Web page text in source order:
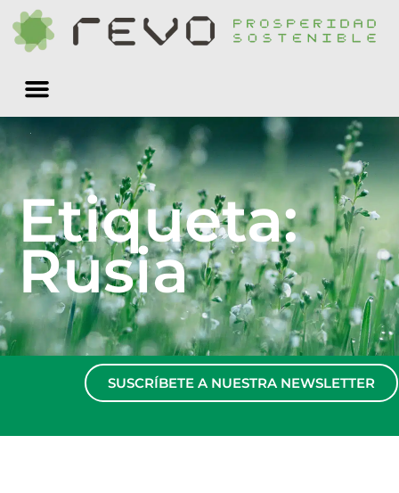
Etiqueta:
Rusia
SUSCRÍBETE A NUESTRA NEWSLETTER